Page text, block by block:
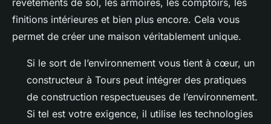
revêtements de sol, les armoires, les comptoirs, les
finitions intérieures et bien plus encore. Cela vous
permet de créer une maison véritablement unique.
Si le sort de l’environnement vous tient à cœur, un
constructeur à Tours peut intégrer des pratiques
de construction respectueuses de l’environnement.
Si tel est votre exigence, il utilise les technologies